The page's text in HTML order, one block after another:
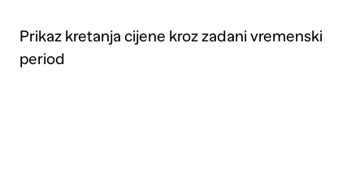
Prikaz kretanja cijene kroz zadani vremenski
period